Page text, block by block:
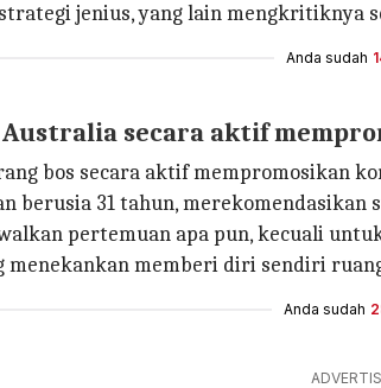
jenius, yang lain mengkritiknya
Anda sudah
Australia secara aktif
bos secara aktif mempromosikan
berusia 31 tahun,
pertemuan apa pun, kecuali
menekankan memberi diri sendiri
Anda sudah